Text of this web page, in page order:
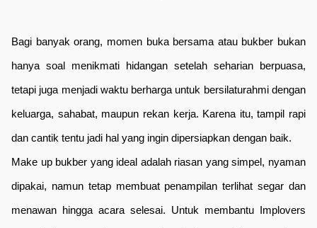
Bagi banyak orang, momen buka bersama atau bukber bukan
hanya soal menikmati hidangan setelah seharian berpuasa,
tetapi juga menjadi waktu berharga untuk bersilaturahmi dengan
keluarga, sahabat, maupun rekan kerja. Karena itu, tampil rapi
dan cantik tentu jadi hal yang ingin dipersiapkan dengan baik.
Make up bukber yang ideal adalah riasan yang simpel, nyaman
dipakai, namun tetap membuat penampilan terlihat segar dan
menawan hingga acara selesai. Untuk membantu Implovers